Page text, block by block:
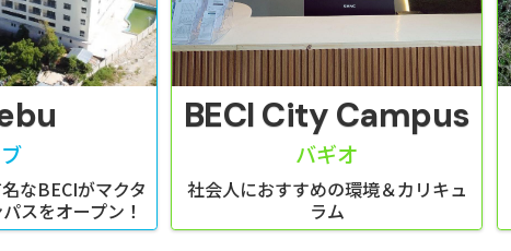
なBECIがマクタ
スをオープン！
BECI City Campus
バギオ
社会人におすすめの環境＆カリキュ
ラム